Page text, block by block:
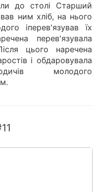
до столі Старший
ним хліб, на нього
іперев'язував їх
перев'язувала
цього наречена
і обдаровувала
молодого